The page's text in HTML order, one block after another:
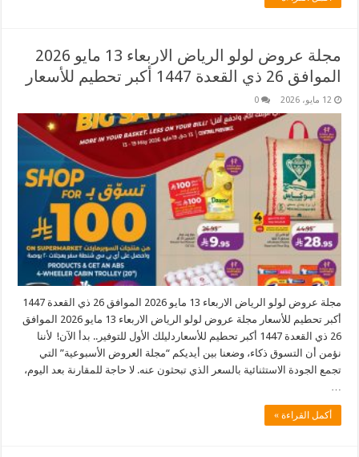
مجلة عروض لولو الرياض الاربعاء 13 مايو 2026
الموافق 26 ذي القعدة 1447 أكبر تحطيم للأسعار
12 مايو، 2026 0
مجلة عروض لولو الرياض الاربعاء 13 مايو 2026 الموافق 26 ذي القعدة 1447
أكبر تحطيم للأسعار مجلة عروض لولو الرياض الاربعاء 13 مايو 2026 الموافق
26 ذي القعدة 1447 أكبر تحطيم للأسعاردليلك الأول للتوفير.. بدأ الآن! لأننا
نؤمن أن التسوق ذكاء، وضعنا بين أيديكم “مجلة العروض الأسبوعية” التي
تجمع الجودة الاستثنائية بالسعر الذي تبحثون عنه. لا حاجة للمقارنة بعد اليوم،
أكمل القراءة »